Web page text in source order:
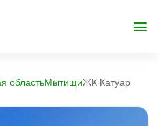
областьМытищиЖК Катуар